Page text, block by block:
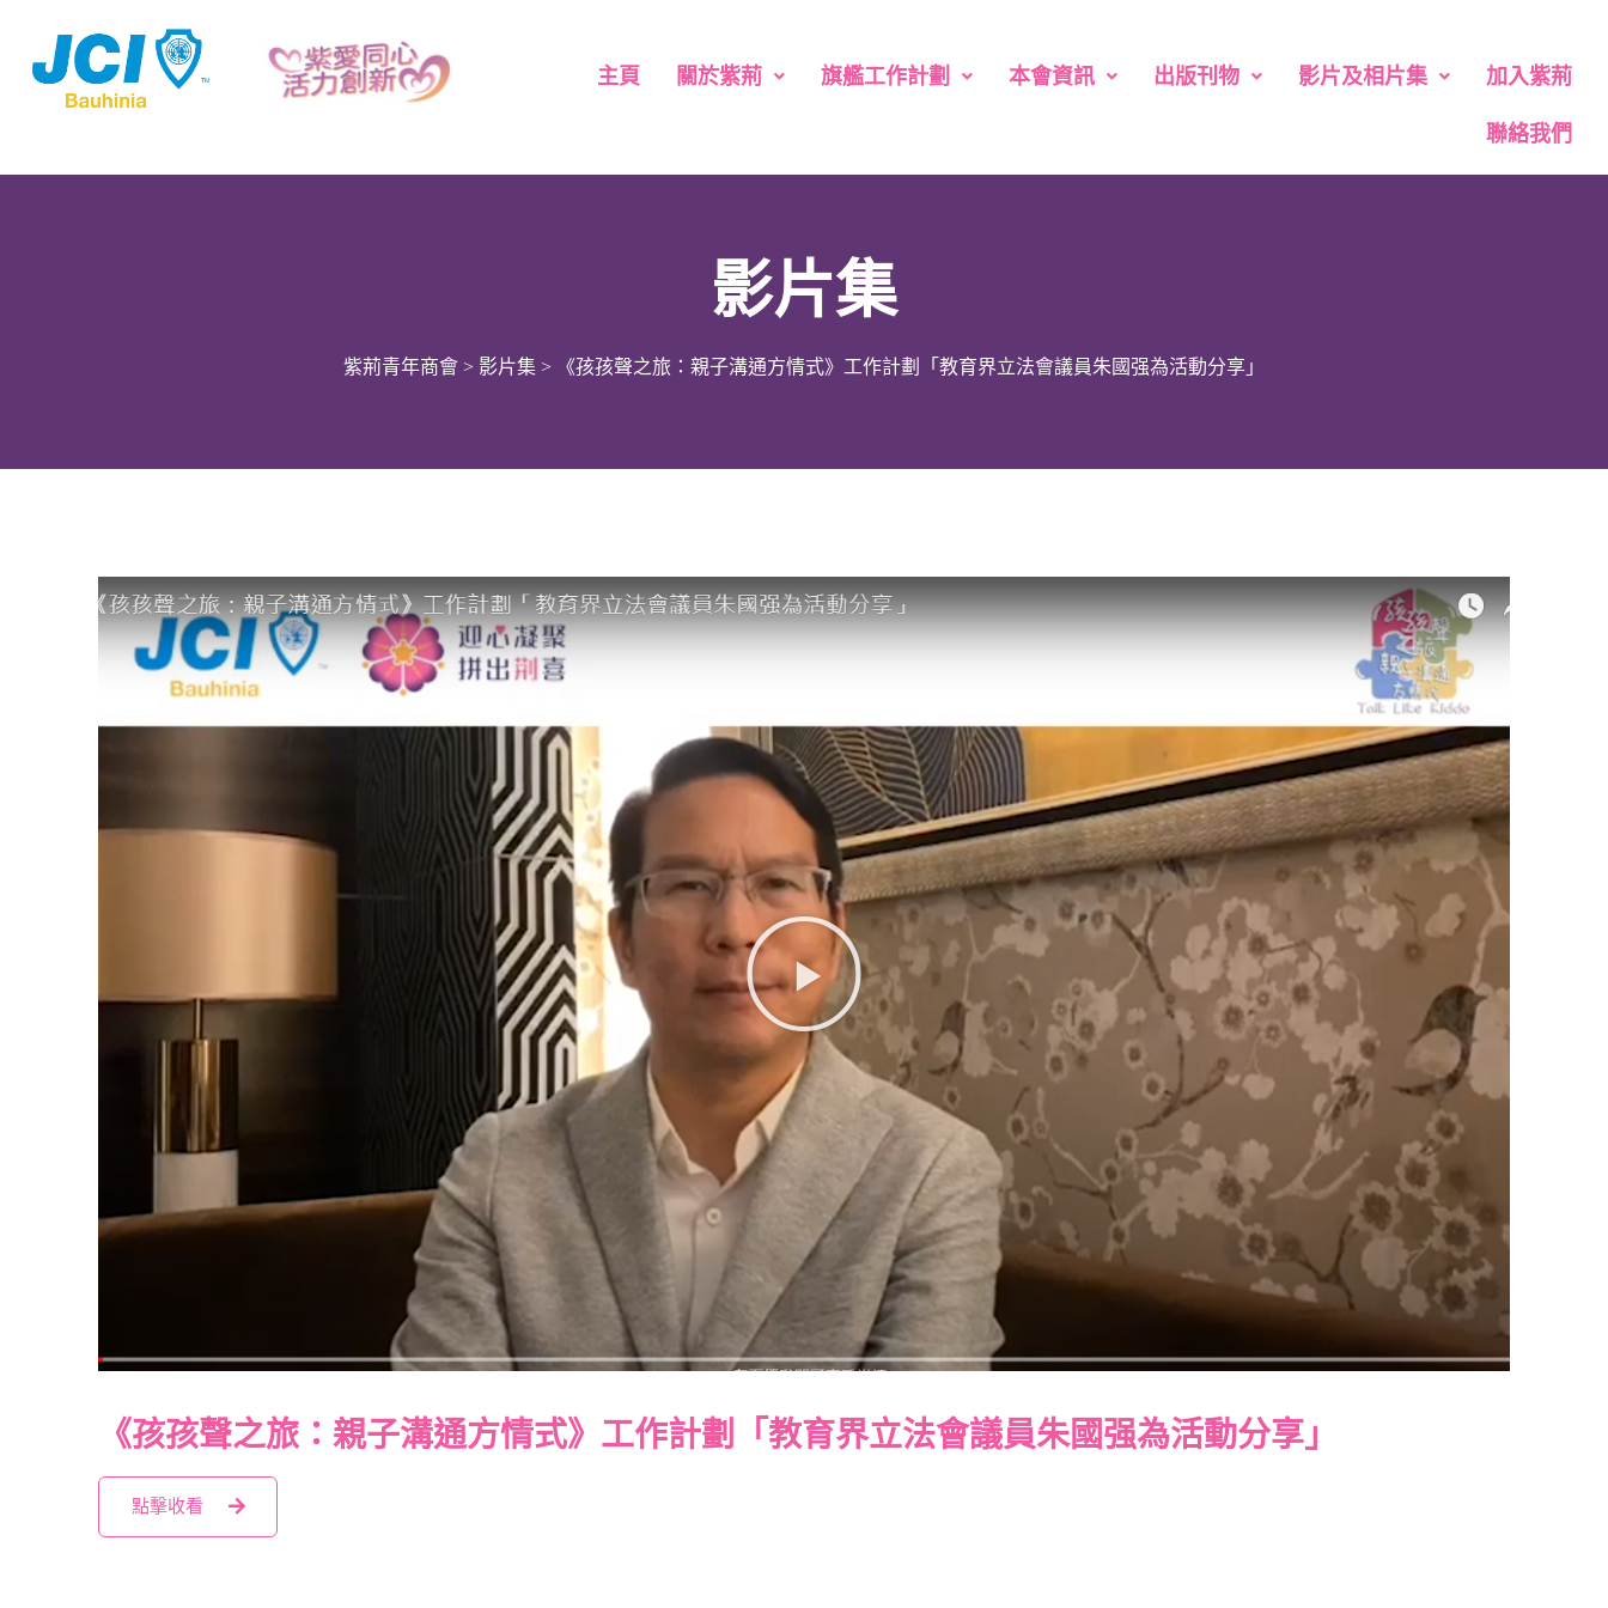
主頁 關於紫荊 旗艦工作計劃 本會資訊 出版刊物 影片及相片集 加入紫荊
聯絡我們
影片集
紫荊青年商會 > 影片集 > 《孩孩聲之旅：親子溝通方情式》工作計劃「教育界立法會議員朱國强為活動分享」
《孩孩聲之旅：親子溝通方情式》工作計劃「教育界立法會議員朱國强為活動分享」
點擊收看